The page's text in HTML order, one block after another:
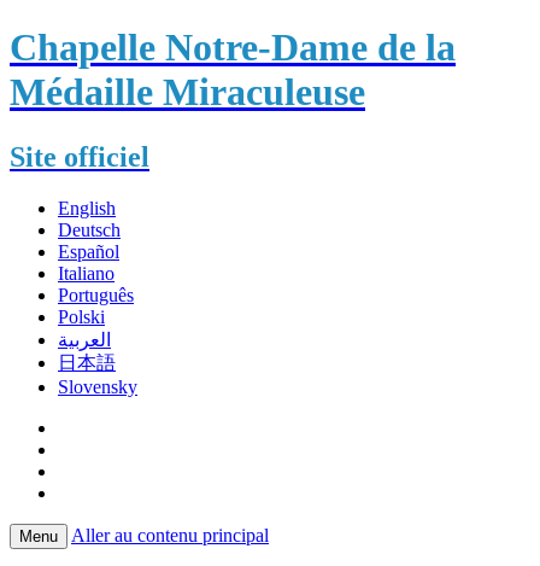
Chapelle Notre-Dame de la
Médaille Miraculeuse
Site officiel
English
Deutsch
Español
Italiano
Português
Polski
العربية
日本語
Slovensky
Menu Aller au contenu principal